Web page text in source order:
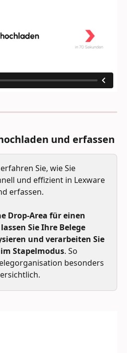
und erfassen
Sie, wie Sie
und effizient in Lexware
erfassen.
Drop-Area für einen
Sie Ihre Belege
und verarbeiten Sie
Stapelmodus. So
besonders